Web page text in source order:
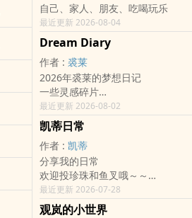
自己、家人、朋友、吃喝玩乐
最近更新 2026-08-04
Dream Diary
作者 : 裘莱
2026年裘莱的梦想日记
一些灵感碎片
路过阅读或是喜欢都可以留言
2026.03.27.开书
最近更新 2026-08-02
凯蒂日常
作者 : 凯蒂
分享我的日常
欢迎投珍珠和鱼叉哦～～
来留言跟我互动我会很开心
最近更新 2026-07-28
观岚的小世界